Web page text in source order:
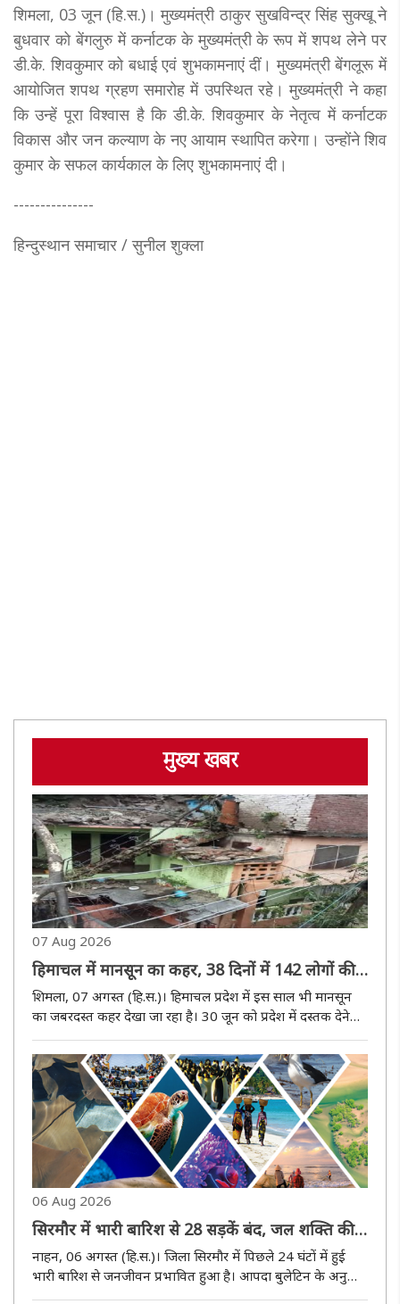
शिमला, 03 जून (हि.स.)। मुख्यमंत्री ठाकुर सुखविन्द्र सिंह सुक्खू ने
बुधवार को बेंगलुरु में कर्नाटक के मुख्यमंत्री के रूप में शपथ लेने पर
डी.के. शिवकुमार को बधाई एवं शुभकामनाएं दीं। मुख्यमंत्री बेंगलूरू में
आयोजित शपथ ग्रहण समारोह में उपस्थित रहे। मुख्यमंत्री ने कहा
कि उन्हें पूरा विश्वास है कि डी.के. शिवकुमार के नेतृत्व में कर्नाटक
विकास और जन कल्याण के नए आयाम स्थापित करेगा। उन्होंने शिव
कुमार के सफल कार्यकाल के लिए शुभकामनाएं दी।
---------------
हिन्दुस्थान समाचार / सुनील शुक्ला
मुख्य खबर
07 Aug 2026
हिमाचल में मानसून का कहर, 38 दिनों में 142 लोगों की
मौत, 293 घर क्षतिग्रस्त
शिमला, 07 अगस्त (हि.स.)। हिमाचल प्रदेश में इस साल भी मानसून
का जबरदस्त कहर देखा जा रहा है। 30 जून को प्रदेश में दस्तक देने
घटनाओं ने व्यापक नुकसान पहुंचाया है। राज्य आपातकालीन
परिचालन केंद्..
06 Aug 2026
सिरमौर में भारी बारिश से 28 सड़कें बंद, जल शक्ति की
29 योजनाएं प्रभावित, 4.12 करोड़ का नुकसान
नाहन, 06 अगस्त (हि.स.)। जिला सिरमौर में पिछले 24 घंटों में हुई
भारी बारिश से जनजीवन प्रभावित हुआ है। आपदा बुलेटिन के अनुसार